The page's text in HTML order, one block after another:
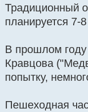
Традиционный
планируется 7-
В прошлом году
Кравцова
попытку,
Пешеходная